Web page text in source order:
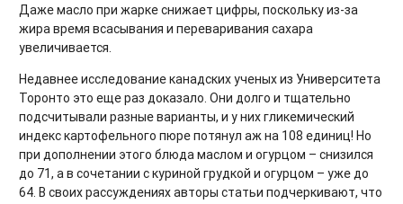
Даже масло при жарке снижает цифры, поскольку из-за
жира время всасывания и переваривания сахара
увеличивается.
Недавнее исследование канадских ученых из Университета
Торонто это еще раз доказало. Они долго и тщательно
подсчитывали разные варианты, и у них гликемический
индекс картофельного пюре потянул аж на 108 единиц! Но
при дополнении этого блюда маслом и огурцом – снизился
до 71, а в сочетании с куриной грудкой и огурцом – уже до
64. В своих рассуждениях авторы статьи подчеркивают, что